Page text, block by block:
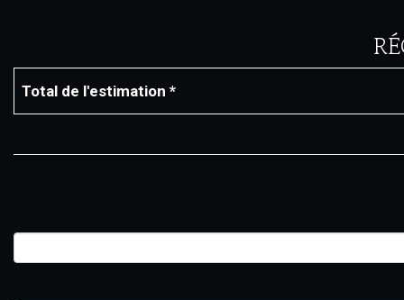
Total de l'estimation *